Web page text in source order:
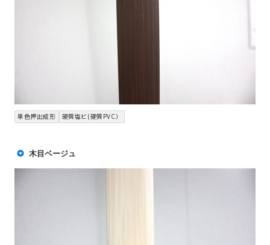
単色押出成形 硬質塩ビ(硬質PVC）
木目ベージュ